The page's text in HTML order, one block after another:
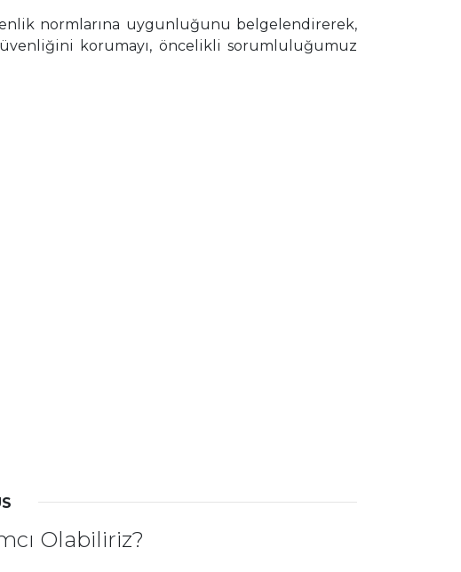
normlarına uygunluğunu belgelendirerek,
korumayı, öncelikli sorumluluğumuz
Olabiliriz?